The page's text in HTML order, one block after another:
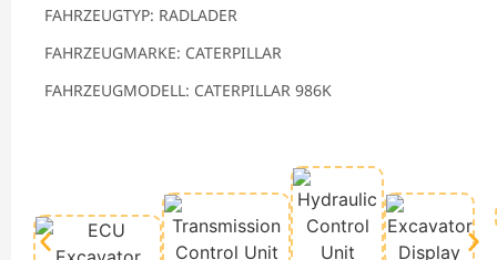
FAHRZEUGTYP: RADLADER
FAHRZEUGMARKE: CATERPILLAR
FAHRZEUGMODELL: CATERPILLAR 986K